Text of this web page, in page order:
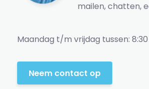
mailen, chatten,
Maandag t/m vrijdag tussen:
Neem contact op